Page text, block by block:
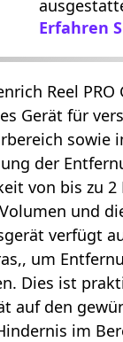
Erfahren
Reel
Gerät für
sowie
der
von bis zu
und
verfügt
um
Dies ist
auf den
im